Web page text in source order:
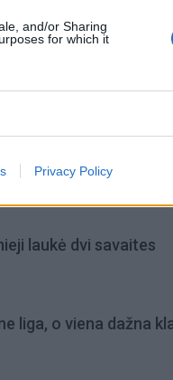
and/or Sharing
for which it
Privacy Policy
laukė dvi savaites
liga, o viena dažna